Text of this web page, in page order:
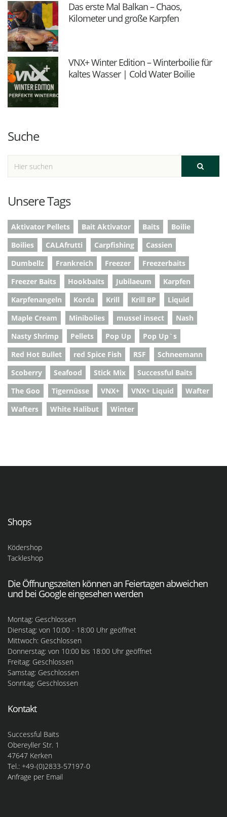
Das erste Mal Balkan – Chaos,
Kilometer und große Karpfen
VNX+ Winter Edition – Winterboilie für
kaltes Wasser | Cold Water Boilie
Suche
Unsere Tags
Aktivator Pellets Bait Aktivator Baits
Boilie
Boilies
CALAfrutti Carpfishing
Cassien
Dumbellz
Frankreich Freezer
Freezerbaits
Freezer Baits
Hookbaits Jubilaeum
Karpfen
Karpfenangeln
Korda Krill Krill BP
Liquid
Maple Cream
Minibolies mussel insect
Nash
Nasty Shrimp
Pellets Pop Up
Pop Up`s
Red Hot Bullet
red Spice Fish RSF
Schneemann
Scoberry
Seafood Stick Mix
Successful Baits
The Goo
Tigernüsse VNX+ VNX+ Liquid
Wafter
Wafters
White Halibut Winter
Shops
Ködershop
Tackleshop
Die Öffnungszeiten können an Feiertagen abweichen
und bei Google eingesehen werden
Montag: Geschlossen
Dienstag: von 10:00 - 18:00 Uhr geöffnet
Mittwoch: Geschlossen
Donnerstag: von 10:00 bis 18:00 Uhr geöffnet
Freitag: Geschlossen
Samstag: Geschlossen
Sonntag: Geschlossen
Kontakt
Successful Baits
Obereyller Str. 1
47647 Kerken
Tel.: +49-(0)2833-57197-0
Anfrage per Email